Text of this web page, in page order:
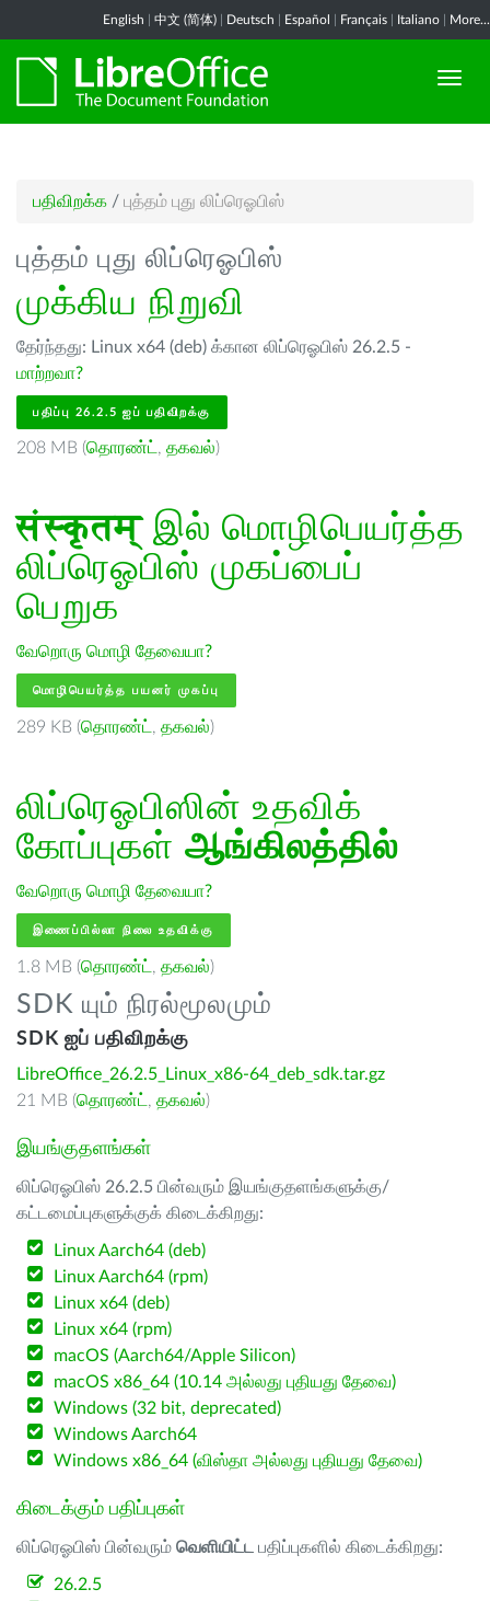
English 中文 (简体) Deutsch Español Français Italiano More...
பதிவிறக்க / புத்தம் புது லிப்ரெஓபிஸ்
புத்தம் புது லிப்ரெஓபிஸ்
முக்கிய நிறுவி
தேர்ந்தது: Linux x64 (deb) க்கான லிப்ரெஓபிஸ் 26.2.5 -
மாற்றவா?
பதிப்பு 26.2.5 ஐப் பதிவிறக்கு
208 MB (தொரண்ட் , தகவல்)
संस्कृतम्இல் மொழிபெயர்த்த
லிப்ரெஓபிஸ் முகப்பைப்
பெறுக
வேறொரு மொழி தேவையா?
மொழிபெயர்த்த பயனர் முகப்பு
289 KB (தொரண்ட் , தகவல்)
லிப்ரெஓபிஸின் உதவிக்
கோப்புகள் ஆங்கிலத்தில்
வேறொரு மொழி தேவையா?
இணைப்பில்லா நிலை உதவிக்கு
1.8 MB (தொரண்ட் , தகவல்)
SDK யும் நிரல்மூலமும்
SDK ஐப் பதிவிறக்கு
LibreOffice_26.2.5_Linux_x86-64_deb_sdk.tar.gz
21 MB (தொரண்ட் , தகவல்)
இயங்குதளங்கள்
லிப்ரெஓபிஸ் 26.2.5 பின்வரும் இயங்குதளங்களுக்கு/
கட்டமைப்புகளுக்குக் கிடைக்கிறது:
Linux Aarch64 (deb)
Linux Aarch64 (rpm)
Linux x64 (deb)
Linux x64 (rpm)
macOS (Aarch64/Apple Silicon)
macOS x86_64 (10.14 அல்லது புதியது தேவை)
Windows (32 bit, deprecated)
Windows Aarch64
Windows x86_64 (விஸ்தா அல்லது புதியது தேவை)
கிடைக்கும் பதிப்புகள்
லிப்ரெஓபிஸ் பின்வரும் வெளியிட்ட பதிப்புகளில் கிடைக்கிறது:
26.2.5